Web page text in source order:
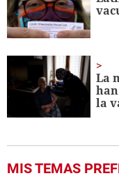
seconds
La
la
MIS TEMAS